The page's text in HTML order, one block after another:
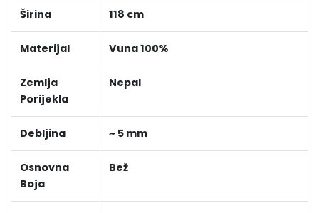
Širina 118 cm
Materijal Vuna 100%
Zemlja
Porijekla
Nepal
Debljina ~ 5 mm
Osnovna
Boja
Bež